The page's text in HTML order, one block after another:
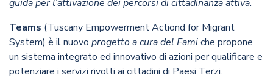
guida per l’attivazione dei percorsi di cittadinanza attiva.
Teams (Tuscany Empowerment Actiond for Migrant
System) è il nuovo progetto a cura del Famiche propone
un sistema integrato ed innovativo di azioni per qualificare e
potenziare i servizi rivolti ai cittadini di Paesi Terzi.